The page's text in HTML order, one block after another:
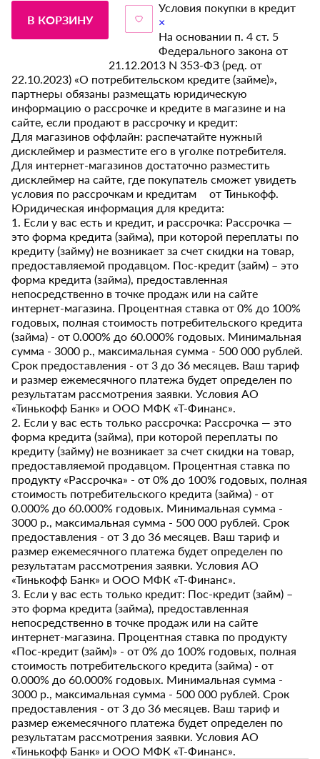
В КОРЗИНУ
Условия покупки в кредит
×
На основании п. 4 ст. 5
Федерального закона от
21.12.2013 N 353-ФЗ (ред. от
22.10.2023) «О потребительском кредите (займе)»,
партнеры обязаны размещать юридическую
информацию о рассрочке и кредите в магазине и на
сайте, если продают в рассрочку и кредит:
Для магазинов оффлайн: распечатайте нужный
дисклеймер и разместите его в уголке потребителя.
Для интернет-магазинов достаточно разместить
дисклеймер на сайте, где покупатель сможет увидеть
условия по рассрочкам и кредитам от Тинькофф.
Юридическая информация для кредита:
1. Если у вас есть и кредит, и рассрочка: Рассрочка —
это форма кредита (займа), при которой переплаты по
кредиту (займу) не возникает за счет скидки на товар,
предоставляемой продавцом. Пос-кредит (займ) – это
форма кредита (займа), предоставленная
непосредственно в точке продаж или на сайте
интернет-магазина. Процентная ставка от 0% до 100%
годовых, полная стоимость потребительского кредита
(займа) - от 0.000% до 60.000% годовых. Минимальная
сумма - 3000 р., максимальная сумма - 500 000 рублей.
Срок предоставления - от 3 до 36 месяцев. Ваш тариф
и размер ежемесячного платежа будет определен по
результатам рассмотрения заявки. Условия АО
«Тинькофф Банк» и ООО МФК «Т-Финанс».
2. Если у вас есть только рассрочка: Рассрочка — это
форма кредита (займа), при которой переплаты по
кредиту (займу) не возникает за счет скидки на товар,
предоставляемой продавцом. Процентная ставка по
продукту «Рассрочка» - от 0% до 100% годовых, полная
стоимость потребительского кредита (займа) - от
0.000% до 60.000% годовых. Минимальная сумма -
3000 р., максимальная сумма - 500 000 рублей. Срок
предоставления - от 3 до 36 месяцев. Ваш тариф и
размер ежемесячного платежа будет определен по
результатам рассмотрения заявки. Условия АО
«Тинькофф Банк» и ООО МФК «Т-Финанс».
3. Если у вас есть только кредит: Пос-кредит (займ) –
это форма кредита (займа), предоставленная
непосредственно в точке продаж или на сайте
интернет-магазина. Процентная ставка по продукту
«Пос-кредит (займ)» - от 0% до 100% годовых, полная
стоимость потребительского кредита (займа) - от
0.000% до 60.000% годовых. Минимальная сумма -
3000 р., максимальная сумма - 500 000 рублей. Срок
предоставления - от 3 до 36 месяцев. Ваш тариф и
размер ежемесячного платежа будет определен по
результатам рассмотрения заявки. Условия АО
«Тинькофф Банк» и ООО МФК «Т-Финанс».